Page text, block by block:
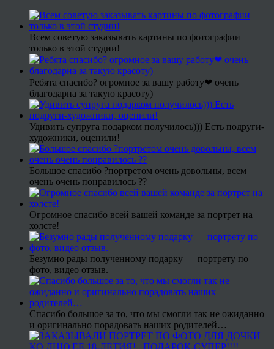
Всем советую заказывать картины по фотографии
только в этой студии!
Ребята спасибо? огромное за вашу работу❤ очень
благодарна за такую красоту)
Удивить супруга подарком получилось))) Есть подруги-
художники, оценили!
Большое спасибо ?портретом очень довольны, всем
очень очень понравилось ??
Огромное спасибо всей вашей команде за портрет на
холсте!
Безумно рады полученному подарку — портрету по
фото, видео отзыв.
Спасибо большое за то, что мы смогли так не ожиданно
и оригинально порадовать наших родителей…